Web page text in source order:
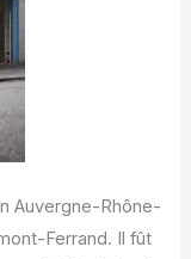
Auvergne-Rhône-
Ferrand. Il fût